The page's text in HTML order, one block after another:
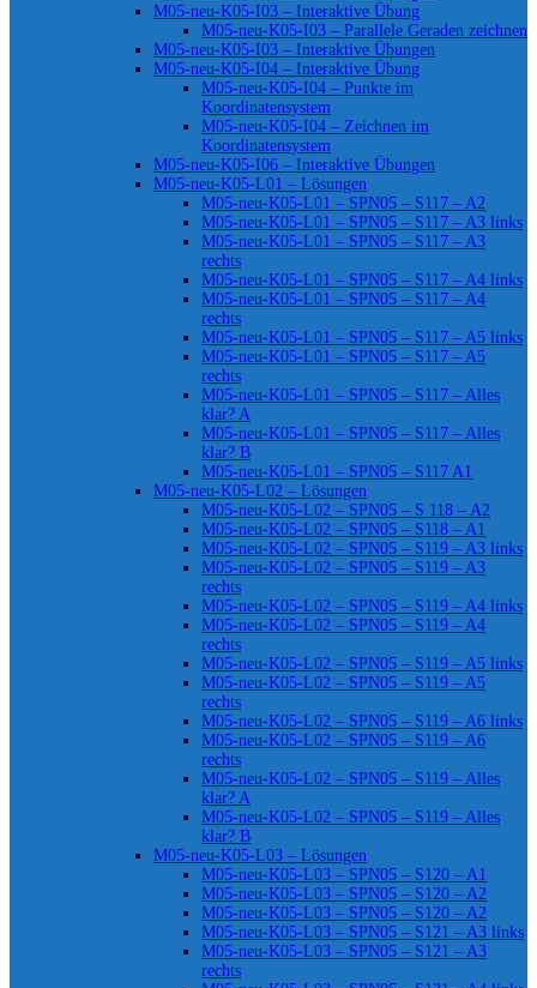
M05-neu-K05-I03 – Interaktive Übung
M05-neu-K05-I03 – Parallele Geraden zeichnen
M05-neu-K05-I03 – Interaktive Übungen
M05-neu-K05-I04 – Interaktive Übung
M05-neu-K05-I04 – Punkte im
Koordinatensystem
M05-neu-K05-I04 – Zeichnen im
Koordinatensystem
M05-neu-K05-I06 – Interaktive Übungen
M05-neu-K05-L01 – Lösungen
M05-neu-K05-L01 – SPN05 – S117 – A2
M05-neu-K05-L01 – SPN05 – S117 – A3 links
M05-neu-K05-L01 – SPN05 – S117 – A3
rechts
M05-neu-K05-L01 – SPN05 – S117 – A4 links
M05-neu-K05-L01 – SPN05 – S117 – A4
rechts
M05-neu-K05-L01 – SPN05 – S117 – A5 links
M05-neu-K05-L01 – SPN05 – S117 – A5
rechts
M05-neu-K05-L01 – SPN05 – S117 – Alles
klar? A
M05-neu-K05-L01 – SPN05 – S117 – Alles
klar? B
M05-neu-K05-L01 – SPN05 – S117 A1
M05-neu-K05-L02 – Lösungen
M05-neu-K05-L02 – SPN05 – S 118 – A2
M05-neu-K05-L02 – SPN05 – S118 – A1
M05-neu-K05-L02 – SPN05 – S119 – A3 links
M05-neu-K05-L02 – SPN05 – S119 – A3
rechts
M05-neu-K05-L02 – SPN05 – S119 – A4 links
M05-neu-K05-L02 – SPN05 – S119 – A4
rechts
M05-neu-K05-L02 – SPN05 – S119 – A5 links
M05-neu-K05-L02 – SPN05 – S119 – A5
rechts
M05-neu-K05-L02 – SPN05 – S119 – A6 links
M05-neu-K05-L02 – SPN05 – S119 – A6
rechts
M05-neu-K05-L02 – SPN05 – S119 – Alles
klar? A
M05-neu-K05-L02 – SPN05 – S119 – Alles
klar? B
M05-neu-K05-L03 – Lösungen
M05-neu-K05-L03 – SPN05 – S120 – A1
M05-neu-K05-L03 – SPN05 – S120 – A2
M05-neu-K05-L03 – SPN05 – S120 – A2
M05-neu-K05-L03 – SPN05 – S121 – A3 links
M05-neu-K05-L03 – SPN05 – S121 – A3
rechts